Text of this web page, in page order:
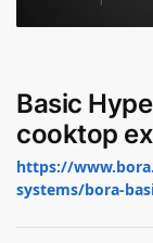
Basic
cooktop
https://
systems/bora-